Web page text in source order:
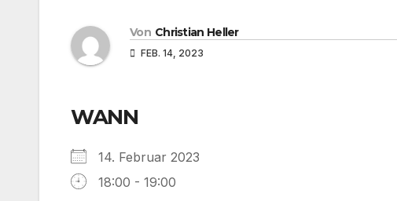
Von Christian Heller
FEB. 14, 2023
WANN
14. Februar 2023
18:00 - 19:00